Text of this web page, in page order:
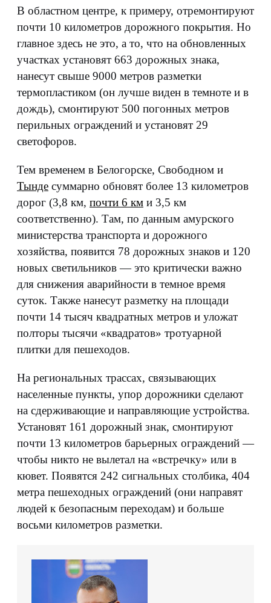
В областном центре, к примеру, отремонтируют
почти 10 километров дорожного покрытия. Но
главное здесь не это, а то, что на обновленных
участках установят 663 дорожных знака,
нанесут свыше 9000 метров разметки
термопластиком (он лучше виден в темноте и в
дождь), смонтируют 500 погонных метров
перильных ограждений и установят 29
светофоров.
Тем временем в Белогорске, Свободном и
Тынде суммарно обновят более 13 километров
дорог (3,8 км, почти 6 км и 3,5 км
соответственно). Там, по данным амурского
министерства транспорта и дорожного
хозяйства, появится 78 дорожных знаков и 120
новых светильников — это критически важно
для снижения аварийности в темное время
суток. Также нанесут разметку на площади
почти 14 тысяч квадратных метров и уложат
полторы тысячи «квадратов» тротуарной
плитки для пешеходов.
На региональных трассах, связывающих
населенные пункты, упор дорожники сделают
на сдерживающие и направляющие устройства.
Установят 161 дорожный знак, смонтируют
почти 13 километров барьерных ограждений —
чтобы никто не вылетал на «встречку» или в
кювет. Появятся 242 сигнальных столбика, 404
метра пешеходных ограждений (они направят
людей к безопасным переходам) и больше
восьми километров разметки.